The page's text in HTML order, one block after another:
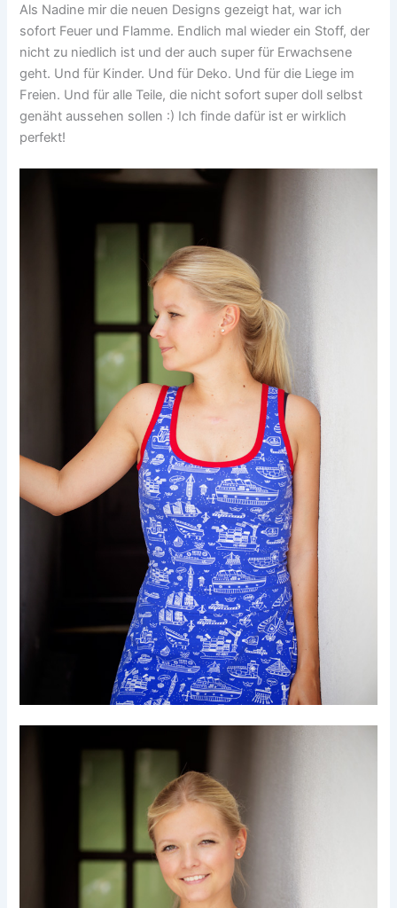
Als Nadine mir die neuen Designs gezeigt hat, war ich
sofort Feuer und Flamme. Endlich mal wieder ein Stoff, der
nicht zu niedlich ist und der auch super für Erwachsene
geht. Und für Kinder. Und für Deko. Und für die Liege im
Freien. Und für alle Teile, die nicht sofort super doll selbst
genäht aussehen sollen :) Ich finde dafür ist er wirklich
perfekt!